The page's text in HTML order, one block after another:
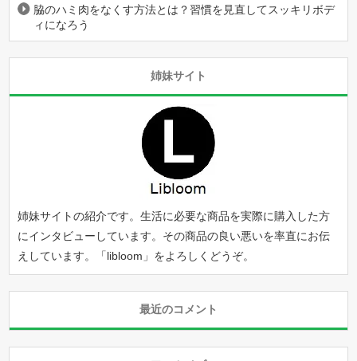
脇のハミ肉をなくす方法とは？習慣を見直してスッキリボデ
ィになろう
姉妹サイト
姉妹サイトの紹介です。生活に必要な商品を実際に購入した方
にインタビューしています。その商品の良い悪いを率直にお伝
えしています。「libloom 」をよろしくどうぞ。
最近のコメント